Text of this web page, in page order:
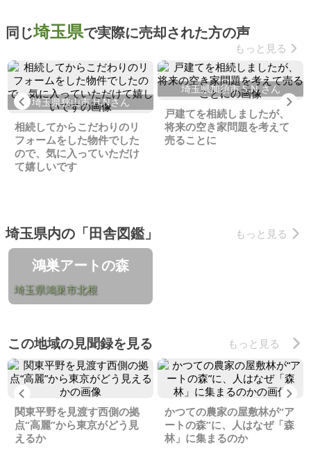
同じ埼玉県で実際に売却された方の声
もっと見る
Previous
埼玉県狭山市 H.Nさん
相続してからこだわりのリ
フォームをした物件でした
ので、気に入っていただけ
て嬉しいです
埼玉県加須市 S.N.さん
戸建てを相続しましたが、
将来の空き家問題を考えて
売ることに
埼玉県内の「田舎図鑑」 もっと見る
鴻巣アートの森
埼玉県鴻巣市北根
この地域の見聞録を見る もっと見る
Previous
関東平野を見渡す西側の拠
点“高麗”から東京がどう見
えるか
かつての農家の屋敷林が“ア
ートの森”に、人はなぜ「森
林」に集まるのか